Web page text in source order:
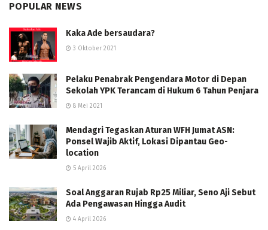
POPULAR NEWS
Kaka Ade bersaudara?
3 Oktober 2021
Pelaku Penabrak Pengendara Motor di Depan
Sekolah YPK Terancam di Hukum 6 Tahun Penjara
8 Mei 2021
Mendagri Tegaskan Aturan WFH Jumat ASN:
Ponsel Wajib Aktif, Lokasi Dipantau Geo-
location
5 April 2026
Soal Anggaran Rujab Rp25 Miliar, Seno Aji Sebut
Ada Pengawasan Hingga Audit
4 April 2026